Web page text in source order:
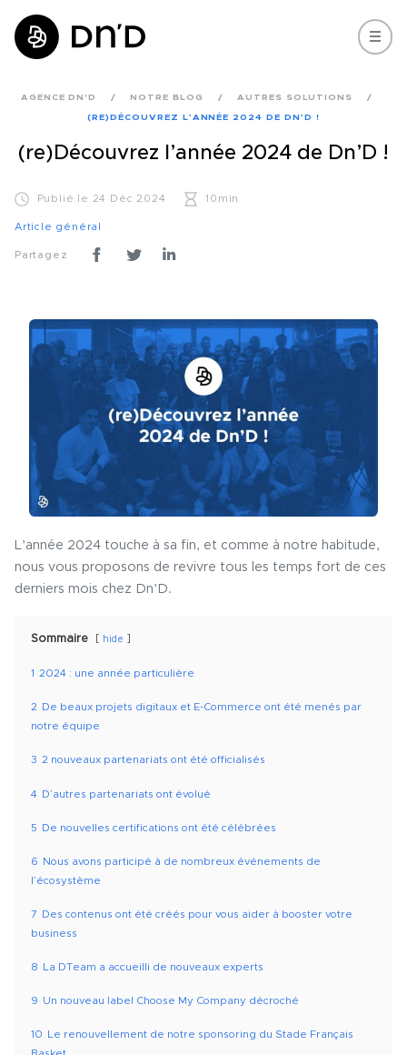
AGENCE DN'D NOTRE BLOG AUTRES SOLUTIONS
(RE)DÉCOUVREZ L’ANNÉE 2024 DE DN’D !
(re)Découvrez l’année 2024 de Dn’D !
Publié le 24 Déc 2024 10min
Article général
Partagez
L’année 2024 touche à sa fin, et comme à notre habitude,
nous vous proposons de revivre tous les temps fort de ces
derniers mois chez Dn’D.
Sommaire hide
1 2024 : une année particulière
2
De beaux projets digitaux et E-Commerce ont été menés par
notre équipe
3 2 nouveaux partenariats ont été officialisés
4 D’autres partenariats ont évolué
5 De nouvelles certifications ont été célébrées
6
Nous avons participé à de nombreux événements de
l’écosystème
7
Des contenus ont été créés pour vous aider à booster votre
business
8 La DTeam a accueilli de nouveaux experts
9 Un nouveau label Choose My Company décroché
10
Le renouvellement de notre sponsoring du Stade Français